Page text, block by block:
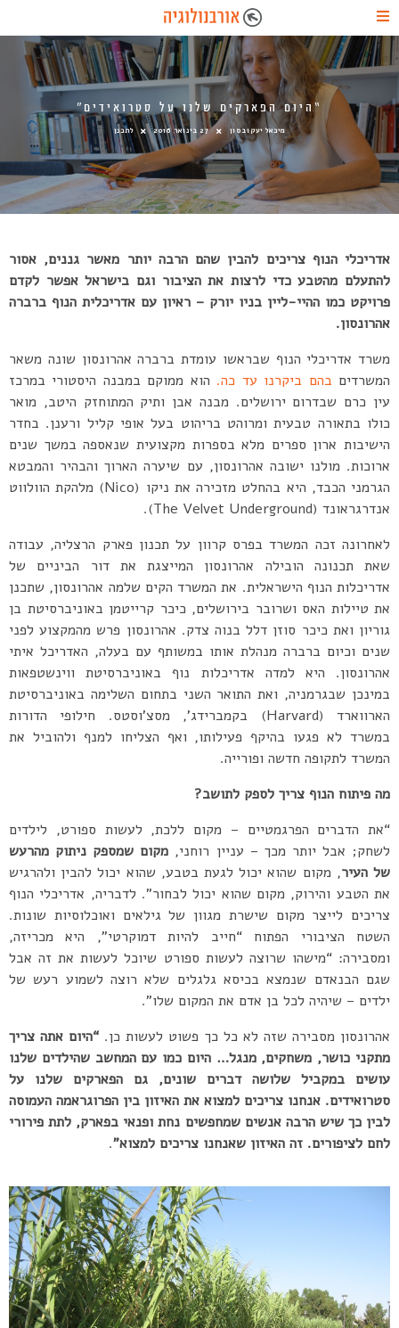
“היום הפארקים שלנו על סטרואידים”
מיכאל יעקובסון 27 בינואר 2016 לתכנן
אדריכלי הנוף צריכים להבין שהם הרבה יותר מאשר גננים, אסור
להתעלם מהטבע כדי לרצות את הציבור וגם בישראל אפשר לקדם
פרויקט כמו ההיי-ליין בניו יורק – ראיון עם אדריכלית הנוף ברברה
אהרונסון.
משרד אדריכלי הנוף שבראשו עומדת ברברה אהרונסון שונה משאר
המשרדים בהם ביקרנו עד כה. הוא ממוקם במבנה היסטורי במרכז
עין כרם שבדרום ירושלים. מבנה אבן ותיק המתוחזק היטב, מואר
כולו בתאורה טבעית ומרוהט בריהוט בעל אופי קליל ורענן. בחדר
הישיבות ארון ספרים מלא בספרות מקצועית שנאספה במשך שנים
ארוכות. מולנו ישובה אהרונסון, עם שיערה הארוך והבהיר והמבטא
הגרמני הכבד, היא בהחלט מזכירה את ניקו (Nico) מלהקת הוולווט
אנדרגראונד (The Velvet Underground).
לאחרונה זכה המשרד בפרס קרוון על תכנון פארק הרצליה, עבודה
שאת תכנונה הובילה אהרונסון המייצגת את דור הביניים של
אדריכלות הנוף הישראלית. את המשרד הקים שלמה אהרונסון, שתכנן
את טיילות האס ושרובר בירושלים, כיכר קרייטמן באוניברסיטת בן
גוריון ואת כיכר סוזן דלל בנוה צדק. אהרונסון פרש מהמקצוע לפני
שנים וכיום ברברה מנהלת אותו במשותף עם בעלה, האדריכל איתי
אהרונסון. היא למדה אדריכלות נוף באוניברסיטת ווינשטפאות
במינכן שבגרמניה, ואת התואר השני בתחום השלימה באוניברסיטת
הארווארד (Harvard) בקמברידג’, מסצ’וסטס. חילופי הדורות
במשרד לא פגעו בהיקף פעילותו, ואף הצליחו למנף ולהוביל את
המשרד לתקופה חדשה ופורייה.
מה פיתוח הנוף צריך לספק לתושב?
“את הדברים הפרגמטיים – מקום ללכת, לעשות ספורט, לילדים
לשחק; אבל יותר מכך – עניין רוחני, מקום שמספק ניתוק מהרעש
של העיר, מקום שהוא יכול לגעת בטבע, שהוא יכול להבין ולהרגיש
את הטבע והירוק, מקום שהוא יכול לבחור”. לדבריה, אדריכלי הנוף
צריכים לייצר מקום שישרת מגוון של גילאים ואוכלוסיות שונות.
השטח הציבורי הפתוח “חייב להיות דמוקרטי”, היא מכריזה,
ומסבירה: “מישהו שרוצה לעשות ספורט שיוכל לעשות את זה אבל
שגם הבנאדם שנמצא בכיסא גלגלים שלא רוצה לשמוע רעש של
ילדים – שיהיה לכל בן אדם את המקום שלו”.
אהרונסון מסבירה שזה לא כל כך פשוט לעשות כן. “היום אתה צריך
מתקני כושר, משחקים, מנגל… היום כמו עם המחשב שהילדים שלנו
עושים במקביל שלושה דברים שונים, גם הפארקים שלנו על
סטרואידים. אנחנו צריכים למצוא את האיזון בין הפרוגראמה העמוסה
לבין כך שיש הרבה אנשים שמחפשים נחת ופנאי בפארק, לתת פירורי
לחם לציפורים. זה האיזון שאנחנו צריכים למצוא”.